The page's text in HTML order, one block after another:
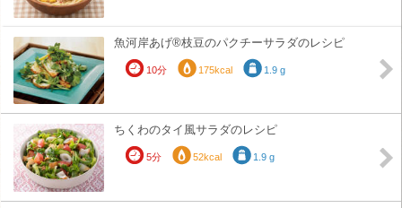
魚河岸あげ®枝豆のパクチーサラダのレシピ
10分 175kcal 1.9 g
ちくわのタイ風サラダのレシピ
5分 52kcal 1.9 g